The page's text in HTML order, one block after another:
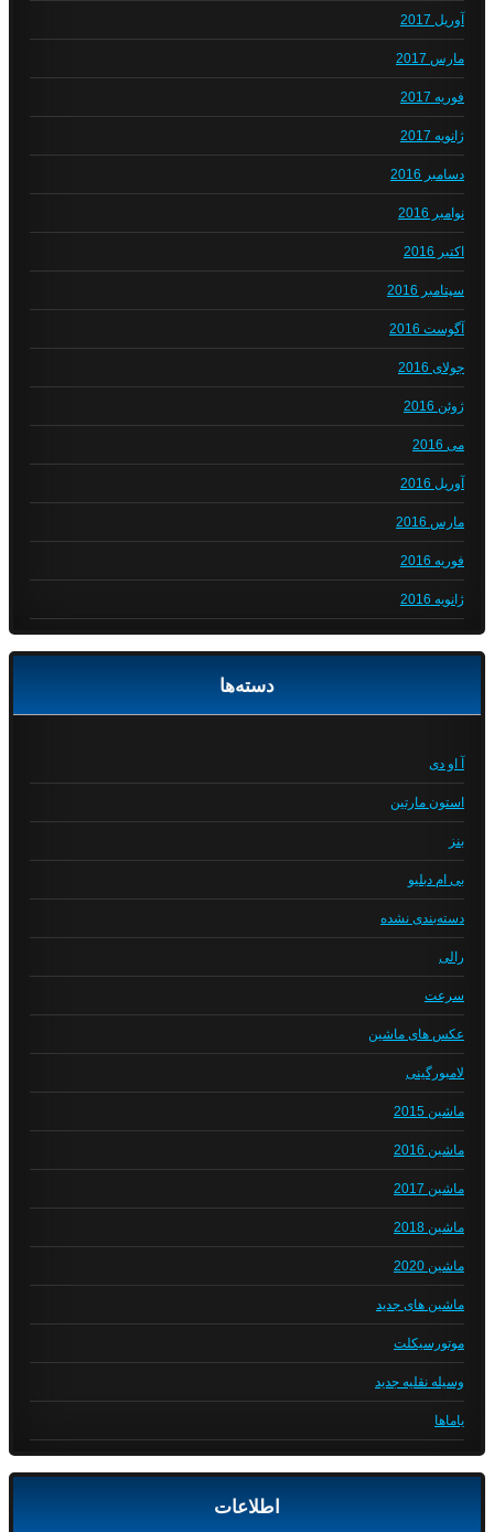
آوریل 2017
مارس 2017
فوریه 2017
ژانویه 2017
دسامبر 2016
نوامبر 2016
اکتبر 2016
سپتامبر 2016
آگوست 2016
جولای 2016
ژوئن 2016
می 2016
آوریل 2016
مارس 2016
فوریه 2016
ژانویه 2016
دسته‌ها
آ او دی
استون مارتین
بنز
بی ام دبلیو
دسته‌بندی نشده
رالی
سرعت
عکس های ماشین
لامبورگینی
ماشین 2015
ماشین 2016
ماشین 2017
ماشین 2018
ماشین 2020
ماشین های جدید
موتورسیکلت
وسیله نقلیه جدید
یاماها
اطلاعات